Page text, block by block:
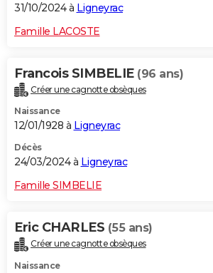
31/10/2024 à Ligneyrac
Famille LACOSTE
Francois SIMBELIE (96 ans)
Créer une cagnotte obsèques
Naissance
12/01/1928 à Ligneyrac
Décès
24/03/2024 à Ligneyrac
Famille SIMBELIE
Eric CHARLES (55 ans)
Créer une cagnotte obsèques
Naissance